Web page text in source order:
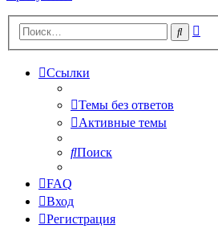
Поиск
Ссылки
Темы без ответов
Активные темы
Поиск
FAQ
Вход
Регистрация